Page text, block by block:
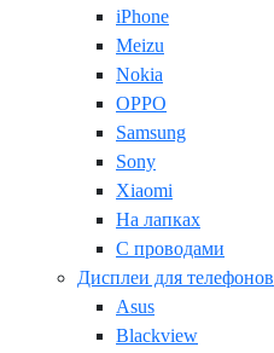
iPhone
Meizu
Nokia
OPPO
Samsung
Sony
Xiaomi
На лапках
С проводами
Дисплеи для телефонов
Asus
Blackview